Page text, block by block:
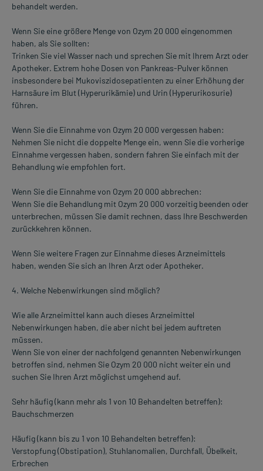
behandelt werden.
Wenn Sie eine größere Menge von Ozym 20 000 eingenommen
haben, als Sie sollten:
Trinken Sie viel Wasser nach und sprechen Sie mit Ihrem Arzt oder
Apotheker. Extrem hohe Dosen von Pankreas-Pulver können
insbesondere bei Mukoviszidosepatienten zu einer Erhöhung der
Harnsäure im Blut (Hyperurikämie) und Urin (Hyperurikosurie)
führen.
Wenn Sie die Einnahme von Ozym 20 000 vergessen haben:
Nehmen Sie nicht die doppelte Menge ein, wenn Sie die vorherige
Einnahme vergessen haben, sondern fahren Sie einfach mit der
Behandlung wie empfohlen fort.
Wenn Sie die Einnahme von Ozym 20 000 abbrechen:
Wenn Sie die Behandlung mit Ozym 20 000 vorzeitig beenden oder
unterbrechen, müssen Sie damit rechnen, dass Ihre Beschwerden
zurückkehren können.
Wenn Sie weitere Fragen zur Einnahme dieses Arzneimittels
haben, wenden Sie sich an Ihren Arzt oder Apotheker.
4. Welche Nebenwirkungen sind möglich?
Wie alle Arzneimittel kann auch dieses Arzneimittel
Nebenwirkungen haben, die aber nicht bei jedem auftreten
müssen.
Wenn Sie von einer der nachfolgend genannten Nebenwirkungen
betroffen sind, nehmen Sie Ozym 20 000 nicht weiter ein und
suchen Sie Ihren Arzt möglichst umgehend auf.
Sehr häufig (kann mehr als 1 von 10 Behandelten betreffen):
Bauchschmerzen
Häufig (kann bis zu 1 von 10 Behandelten betreffen):
Verstopfung (Obstipation), Stuhlanomalien, Durchfall, Übelkeit,
Erbrechen